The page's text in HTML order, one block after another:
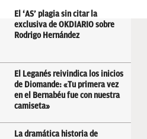
El ‘AS’ plagia sin citar la
exclusiva de OKDIARIO sobre
Rodrigo Hernández
El Leganés reivindica los inicios
de Diomande: «Tu primera vez
en el Bernabéu fue con nuestra
camiseta»
La dramática historia de